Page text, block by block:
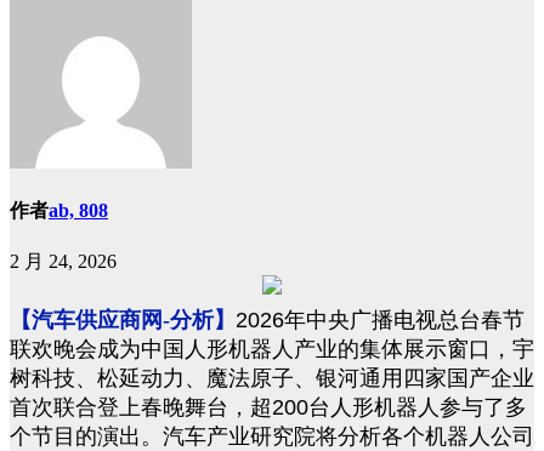
作者ab, 808
2 月 24, 2026
【汽车供应商网-分析】 2026年中央广播电视总台春节
联欢晚会成为中国人形机器人产业的集体展示窗口，宇
树科技、松延动力、魔法原子、银河通用四家国产企业
首次联合登上春晚舞台，超200台人形机器人参与了多
个节目的演出。汽车产业研究院将分析各个机器人公司